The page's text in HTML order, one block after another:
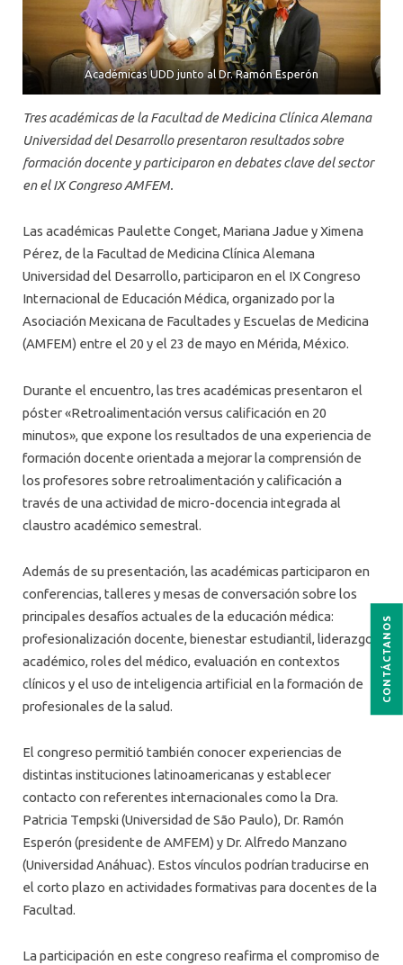
Académicas UDD junto al Dr. Ramón Esperón
Tres académicas de la Facultad de Medicina Clínica Alemana
Universidad del Desarrollo presentaron resultados sobre
formación docente y participaron en debates clave del sector
en el IX Congreso AMFEM.
Las académicas Paulette Conget, Mariana Jadue y Ximena
Pérez, de la Facultad de Medicina Clínica Alemana
Universidad del Desarrollo, participaron en el IX Congreso
Internacional de Educación Médica, organizado por la
Asociación Mexicana de Facultades y Escuelas de Medicina
(AMFEM) entre el 20 y el 23 de mayo en Mérida, México.
Durante el encuentro, las tres académicas presentaron el
póster «Retroalimentación versus calificación en 20
minutos», que expone los resultados de una experiencia de
formación docente orientada a mejorar la comprensión de
los profesores sobre retroalimentación y calificación a
través de una actividad de micro-docencia integrada al
claustro académico semestral.
Además de su presentación, las académicas participaron en
conferencias, talleres y mesas de conversación sobre los
principales desafíos actuales de la educación médica:
profesionalización docente, bienestar estudiantil, liderazgo
académico, roles del médico, evaluación en contextos
clínicos y el uso de inteligencia artificial en la formación de
profesionales de la salud.
El congreso permitió también conocer experiencias de
distintas instituciones latinoamericanas y establecer
contacto con referentes internacionales como la Dra.
Patricia Tempski (Universidad de São Paulo), Dr. Ramón
Esperón (presidente de AMFEM) y Dr. Alfredo Manzano
(Universidad Anáhuac). Estos vínculos podrían traducirse en
el corto plazo en actividades formativas para docentes de la
Facultad.
La participación en este congreso reafirma el compromiso de
CONTÁCTANOS